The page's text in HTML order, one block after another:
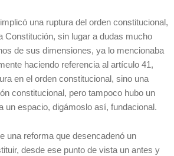
una ruptura del orden constitucional,
Constitución, sin lugar a dudas mucho
de sus dimensiones, ya lo mencionaba
haciendo referencia al artículo 41,
en el orden constitucional, sino una
constitucional, pero tampoco hubo un
un espacio, digámoslo así, fundacional.
una reforma que desencadenó un
desde ese punto de vista un antes y